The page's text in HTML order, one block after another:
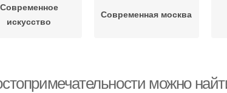
Современное
искусство
Современная москва
можно